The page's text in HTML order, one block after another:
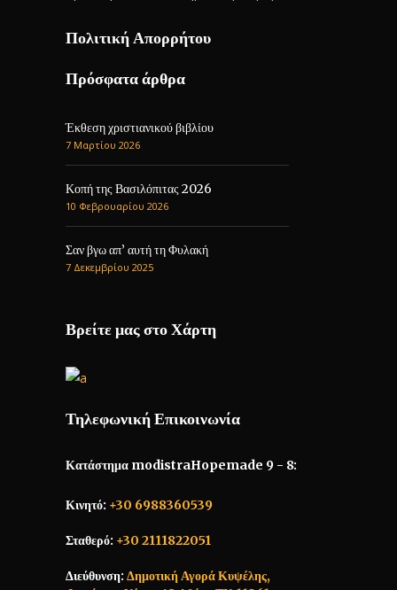
Πολιτική Απορρήτου
Πρόσφατα άρθρα
Έκθεση χριστιανικού βιβλίου
7 Μαρτίου 2026
Κοπή της Βασιλόπιτας 2026
10 Φεβρουαρίου 2026
Σαν βγω απ’ αυτή τη Φυλακή
7 Δεκεμβρίου 2025
Βρείτε μας στο Χάρτη
Τηλεφωνική Επικοινωνία
Κατάστημα modistraHopemade 9 - 8:
Κινητό: +30 6988360539
Σταθερό: +30 2111822051
Διεύθυνση: Δημοτική Αγορά Κυψέλης,